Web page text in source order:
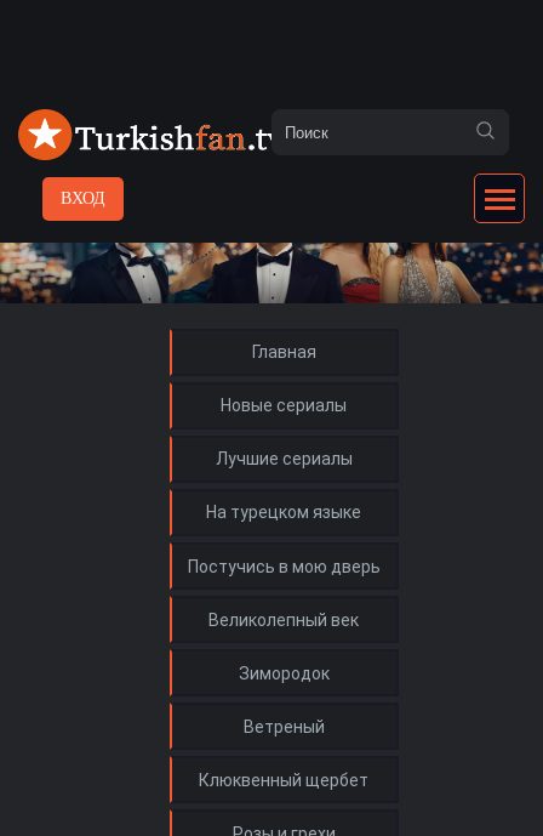
ВХОД
Главная
Новые сериалы
Лучшие сериалы
На турецком языке